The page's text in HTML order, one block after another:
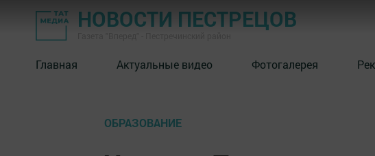
НОВОСТИ ПЕСТРЕЦОВ
Главная Актуальные видео Фотогалерея
ОБРАЗОВАНИЕ